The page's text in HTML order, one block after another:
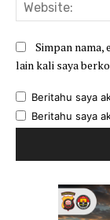
Simpan nama,
lain kali saya
Beritahu saya
Beritahu saya